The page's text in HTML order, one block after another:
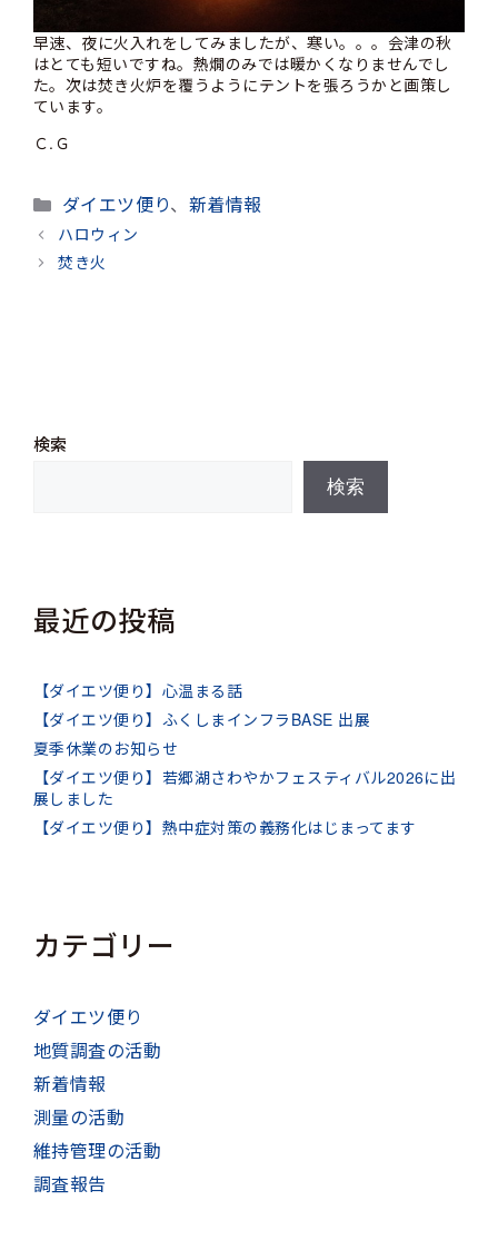
早速、夜に火入れをしてみましたが、寒い。。。会津の秋
はとても短いですね。熱燗のみでは暖かくなりませんでし
た。次は焚き火炉を覆うようにテントを張ろうかと画策し
ています。
Ｃ.Ｇ
カ
テ
ゴ
ダイエツ便り、 新着情報
ハロウィン
焚き火
検索
検索
最近の投稿
【ダイエツ便り】心温まる話
【ダイエツ便り】ふくしまインフラBASE 出展
夏季休業のお知らせ
【ダイエツ便り】若郷湖さわやかフェスティバル2026に出
展しました
【ダイエツ便り】熱中症対策の義務化はじまってます
カテゴリー
ダイエツ便り
地質調査の活動
新着情報
測量の活動
維持管理の活動
調査報告